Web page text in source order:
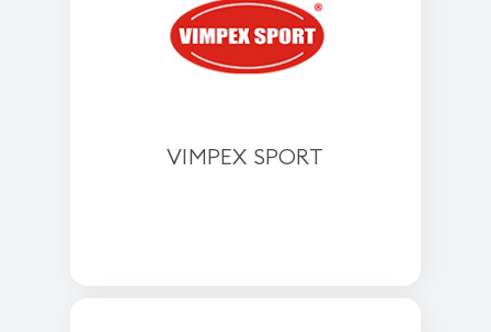
VIMPEX SPORT